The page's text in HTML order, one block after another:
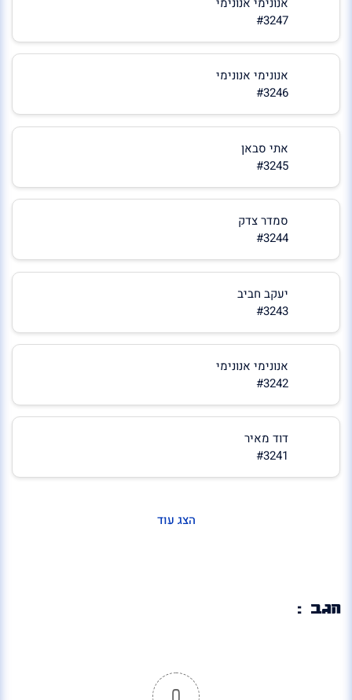
#3247
אנונימי אנונימי
#3246
אתי סבאן
#3245
סמדר צדק
#3244
יעקב חביב
#3243
אנונימי אנונימי
#3242
דוד מאיר
#3241
הצג עוד
הגב :